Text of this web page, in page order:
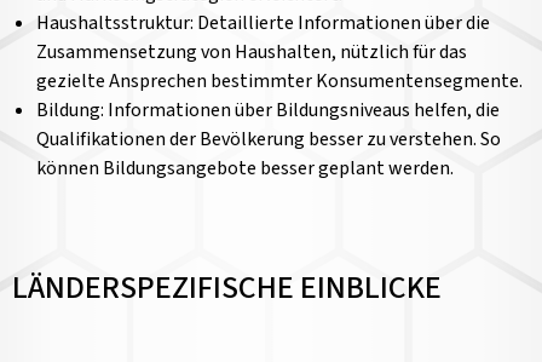
Haushaltsstruktur: Detaillierte Informationen über die
Zusammensetzung von Haushalten, nützlich für das
gezielte Ansprechen bestimmter Konsumentensegmente.
Bildung: Informationen über Bildungsniveaus helfen, die
Qualifikationen der Bevölkerung besser zu verstehen. So
können Bildungsangebote besser geplant werden.
LÄNDERSPEZIFISCHE EINBLICKE